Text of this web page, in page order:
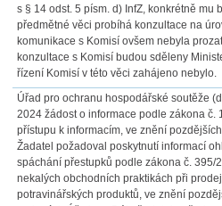
s § 14 odst. 5 písm. d) InfZ, konkrétně mu
předmětné věci probíhá konzultace na
komunikace s Komisí ovšem nebyla
konzultace s Komisí budou sděleny
řízení Komisí v této věci zahájeno nebylo.
Úřad pro ochranu hospodářské soutěže
2024 žádost o informace podle zákona č.
přístupu k informacím, ve znění
Žadatel požadoval poskytnutí informací
spáchání přestupků podle zákona č. 395/
nekalých obchodních praktikách při
potravinářských produktů, ve znění